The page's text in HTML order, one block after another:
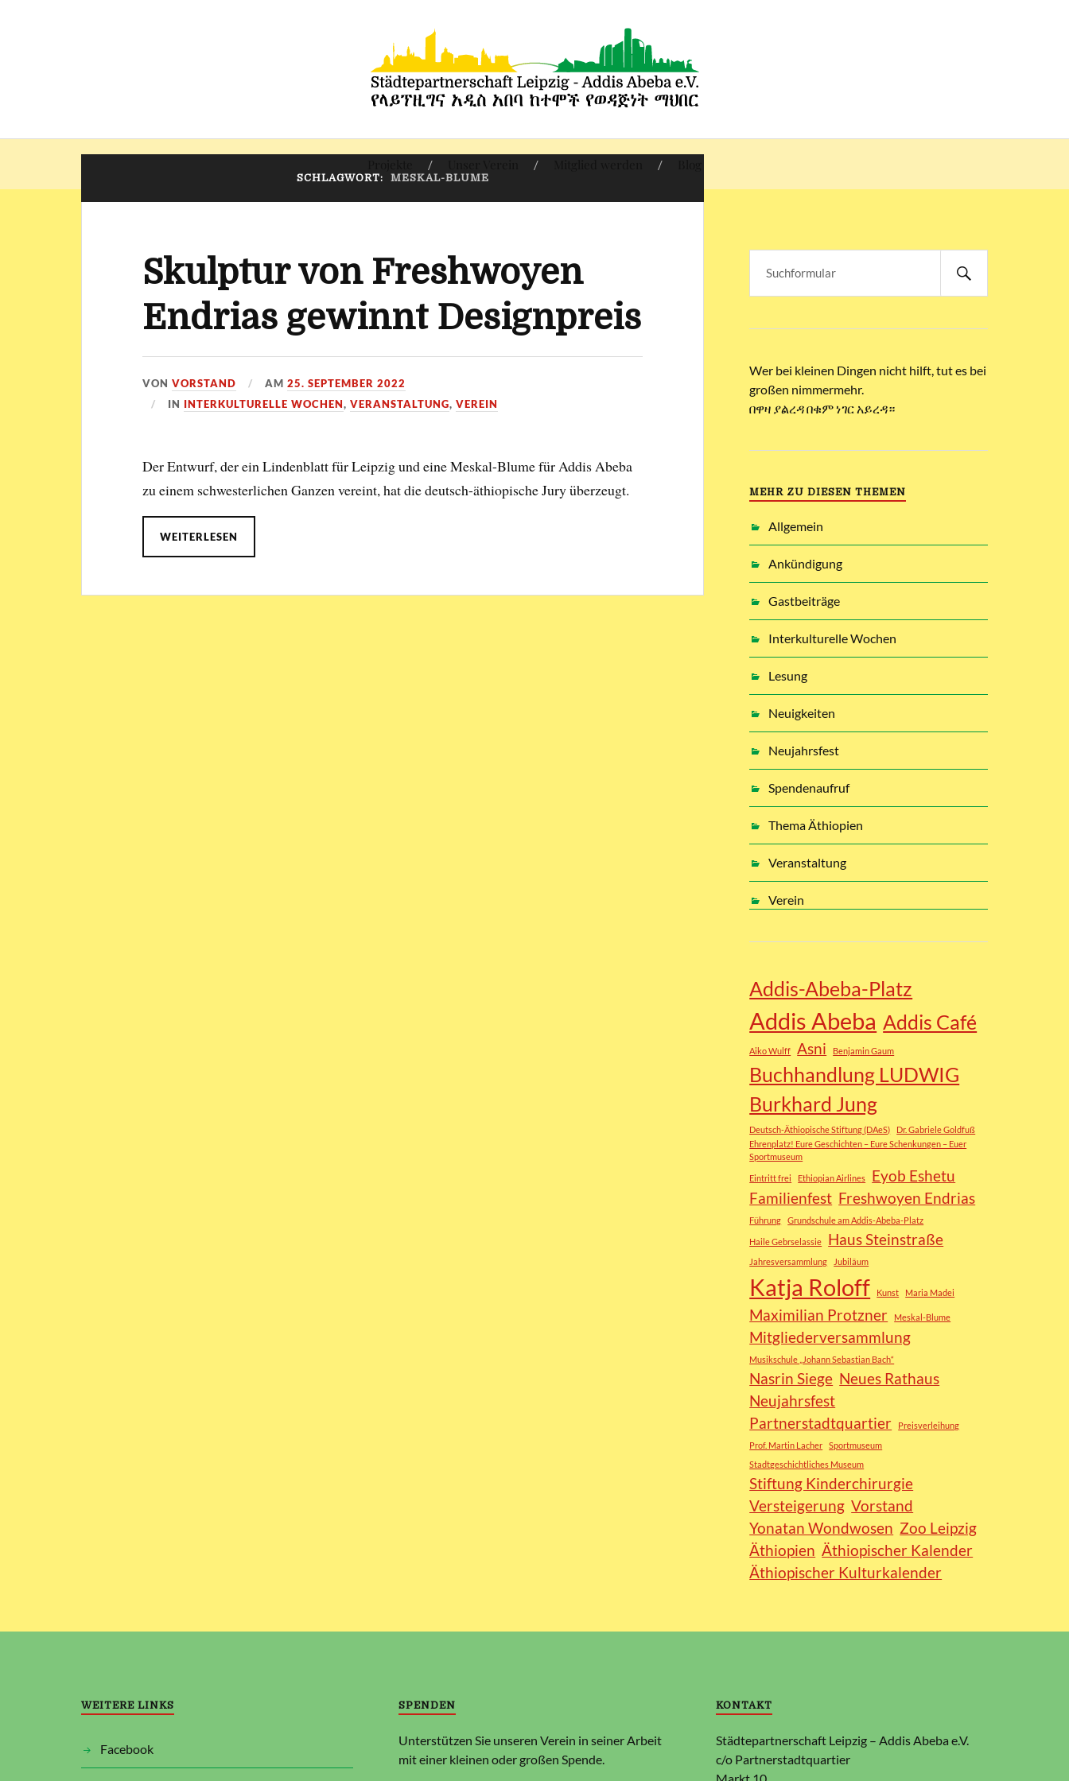
SCHLAGWORT: MESKAL-BLUME
Skulptur von Freshwoyen
Endrias gewinnt Designpreis
VONVORSTAND AM25. SEPTEMBER 2022
IN INTERKULTURELLE WOCHEN,VERANSTALTUNG,VEREIN
Der Entwurf, der ein Lindenblatt für Leipzig und eine Meskal-Blume für Addis Abeba
zu einem schwesterlichen Ganzen vereint, hat die deutsch-äthiopische Jury überzeugt.
WEITERLESEN
Wer bei kleinen Dingen nicht hilft, tut es bei
großen nimmermehr.
በዋዛ ያልረዳ በቁም ነገር አይረዳ።
MEHR ZU DIESEN THEMEN
Allgemein
Ankündigung
Gastbeiträge
Interkulturelle Wochen
Lesung
Neuigkeiten
Neujahrsfest
Spendenaufruf
Thema Äthiopien
Veranstaltung
Verein
Addis-Abeba-Platz
Addis Abeba Addis Café
Aiko Wulff Asni Benjamin Gaum
Buchhandlung LUDWIG
Burkhard Jung
Deutsch-Äthiopische Stiftung (DAeS)
Dr. Gabriele Goldfuß
Ehrenplatz! Eure Geschichten – Eure Schenkungen – Euer
Sportmuseum
Eintritt frei Ethiopian Airlines
Eyob Eshetu
Familienfest Freshwoyen Endrias
Führung Grundschule am Addis-Abeba-Platz
Haile Gebrselassie Haus Steinstraße
Jahresversammlung Jubiläum
Katja Roloff Kunst Maria Madei
Maximilian Protzner Meskal-Blume
Mitgliederversammlung
Musikschule „Johann Sebastian Bach“
Nasrin Siege Neues Rathaus
Neujahrsfest
Partnerstadtquartier
Preisverleihung
Prof. Martin Lacher
Sportmuseum
Stadtgeschichtliches Museum
Stiftung Kinderchirurgie
Versteigerung Vorstand
Yonatan Wondwosen Zoo Leipzig
Äthiopien Äthiopischer Kalender
Äthiopischer Kulturkalender
WEITERE LINKS
Facebook
SPENDEN
Unterstützen Sie unseren Verein in seiner Arbeit
mit einer kleinen oder großen Spende.
KONTAKT
Städtepartnerschaft Leipzig – Addis Abeba e.V.
c/o Partnerstadtquartier